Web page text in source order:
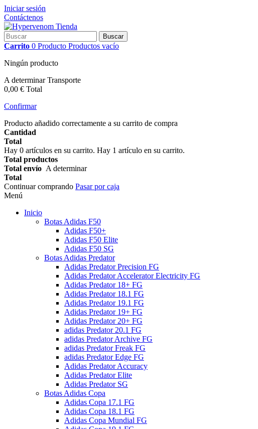
Iniciar sesión
Contáctenos
Buscar
Carrito 0 Producto Productos vacío
Ningún producto
A determinarTransporte
0,00 € Total
Confirmar
Producto añadido correctamente a su carrito de compra
Cantidad
Total
Hay 0 artículos en su carrito. Hay 1 artículo en su carrito.
Total productos
Total envío A determinar
Total
Continuar comprando Pasar por caja
Menú
Inicio
Botas Adidas F50
Adidas F50+
Adidas F50 Elite
Adidas F50 SG
Botas Adidas Predator
Adidas Predator Precision FG
Adidas Predator Accelerator Electricity FG
Adidas Predator 18+ FG
Adidas Predator 18.1 FG
Adidas Predator 19.1 FG
Adidas Predator 19+ FG
Adidas Predator 20+ FG
adidas Predator 20.1 FG
adidas Predator Archive FG
adidas Predator Freak FG
adidas Predator Edge FG
Adidas Predator Accuracy
Adidas Predator Elite
Adidas Predator SG
Botas Adidas Copa
Adidas Copa 17.1 FG
Adidas Copa 18.1 FG
Adidas Copa Mundial FG